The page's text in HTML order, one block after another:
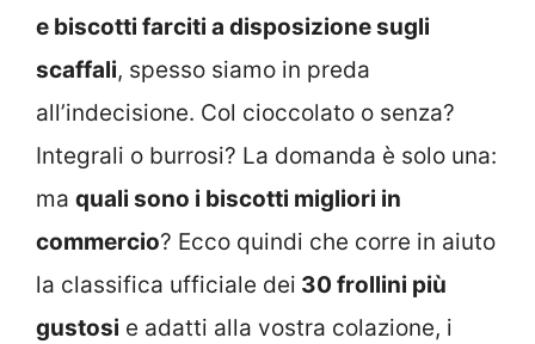
e biscotti farciti a disposizione sugli
scaffali, spesso siamo in preda
all’indecisione. Col cioccolato o senza?
Integrali o burrosi? La domanda è solo una:
ma quali sono i biscotti migliori in
commercio? Ecco quindi che corre in aiuto
la classifica ufficiale dei 30 frollini più
gustosi e adatti alla vostra colazione, i